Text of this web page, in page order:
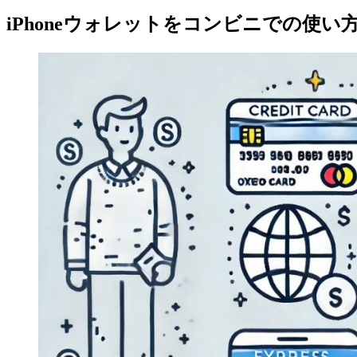
iPhoneウォレットをコンビニでの使い